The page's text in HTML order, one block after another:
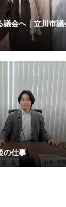
議会へ｜立川市
の仕事